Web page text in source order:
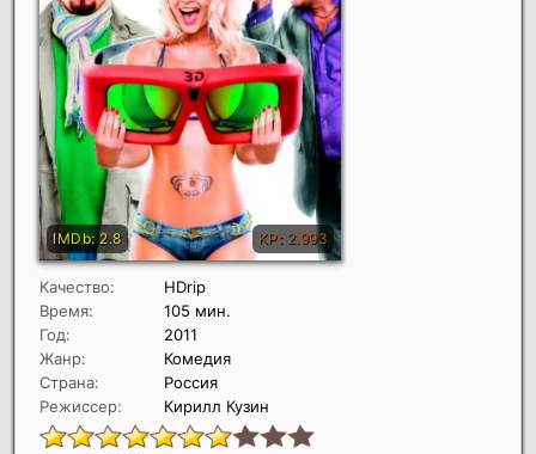
Качество:
HDrip
Время:
105 мин.
Год:
2011
Жанр:
Комедия
Страна:
Россия
Режиссер:
Кирилл Кузин